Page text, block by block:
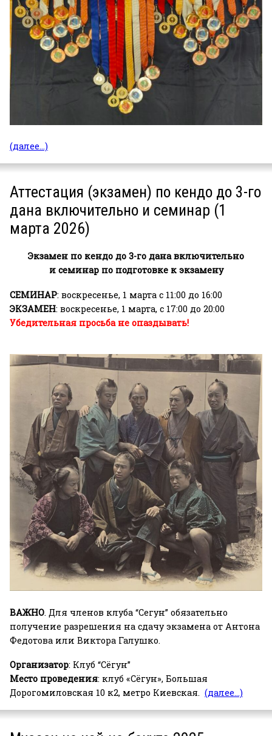
(далее…)
Аттестация (экзамен) по кендо до 3-го
дана включительно и семинар (1
марта 2026)
Экзамен по кендо до 3-го дана включительно
и семинар по подготовке к экзамену
СЕМИНАР: воскресенье, 1 марта с 11:00 до 16:00
ЭКЗАМЕН: воскресенье, 1 марта, с 17:00 до 20:00
Убедительная просьба не опаздывать!
ВАЖНО. Для членов клуба “Сегун” обязательно
получение разрешения на сдачу экзамена от Антона
Федотова или Виктора Галушко.
Организатор: Клуб “Сёгун”
Место проведения: клуб «Сёгун», Большая
Дорогомиловская 10 к2, метро Киевская. (далее…)